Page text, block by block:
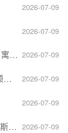
2026-07-09
2026-07-09
2026-07-09
量
2026-07-09
2026-07-09
2026-07-09
官